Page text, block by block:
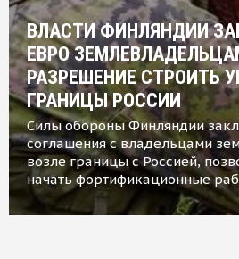
ВЛАСТИ ФИНЛЯНДИИ
ЕВРО
РАЗРЕШЕНИЕ СТРОИТЬ
ГРАНИЦЫ РОССИИ
Силы обороны Финляндии
соглашения с владельцами
возле границы с Россией,
начать фортификационные